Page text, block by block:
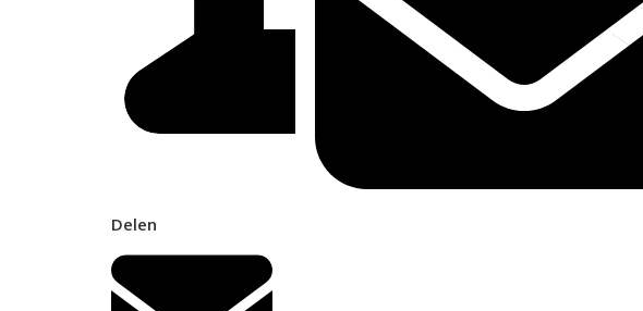
Delen